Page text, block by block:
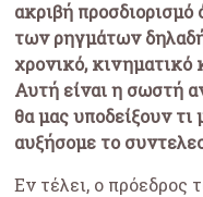
ακριβή
των ρηγμάτων
χρονικό, κινηματικό
Αυτή είναι η σωστή
θα μας υποδείξουν
αυξήσομε το
Εν τέλει, ο